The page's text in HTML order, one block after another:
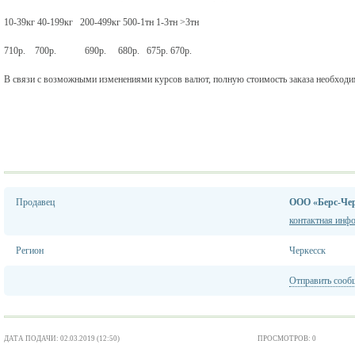
10-39кг 40-199кг 200-499кг 500-1тн 1-3тн >3тн
710р. 700р. 690р. 680р. 675р. 670р.
В связи с возможными изменениями курсов валют, полную стоимость заказа
Продавец
ООО «Берс-
контактная
Регион Черкесск
Отправить
ДАТА ПОДАЧИ: 02.03.2019 (12:50) ПРОСМОТРОВ: 0